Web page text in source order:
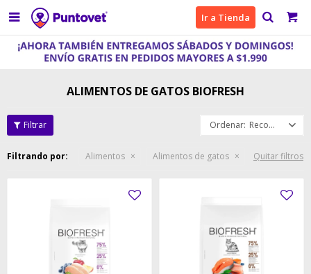
 Ir a Tienda
ALIMENTOS DE GATOS BIOFRESH
Recomendados
Filtrando por: Alimentos Alimentos de gatos Quitar filtros